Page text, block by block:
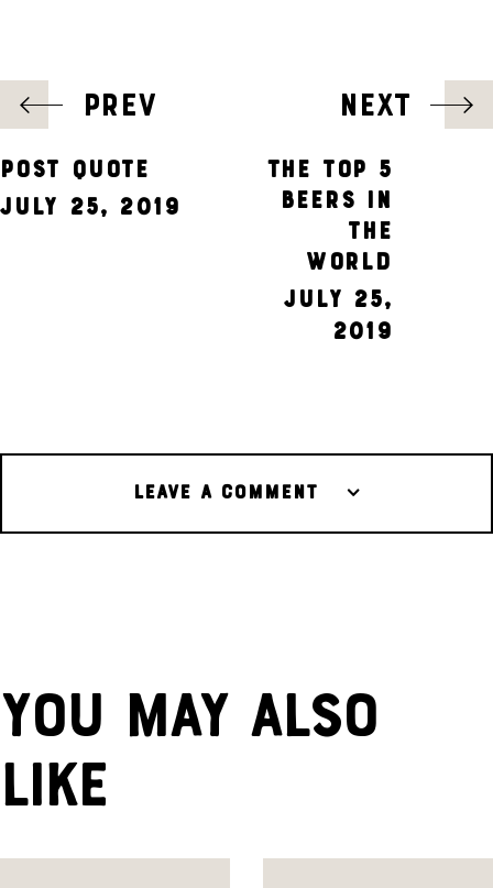
POST
NAVIGATION
PREV
Post Quote
July 25, 2019
NEXT
The top 5
beers in
the
world
July 25,
2019
LEAVE A COMMENT
YOU MAY ALSO
LIKE